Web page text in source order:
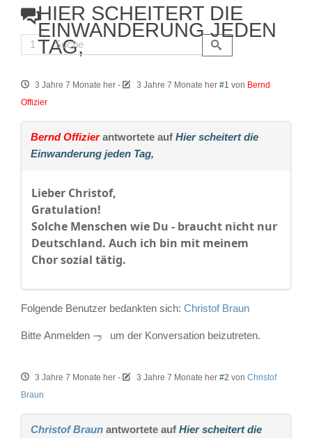
HIER SCHEITERT DIE
EINWANDERUNG JEDEN
TAG,
1
3 Jahre 7 Monate her - 3 Jahre 7 Monate her #1 von Bernd
Offizier
Bernd Offizierantwortete auf Hier scheitert die
Einwanderung jeden Tag,
Lieber Christof,
Gratulation!
Solche Menschen wie Du - braucht nicht nur
Deutschland. Auch ich bin mit meinem
Chor sozial tätig.
Folgende Benutzer bedankten sich: Christof Braun
Bitte Anmelden um der Konversation beizutreten.
3 Jahre 7 Monate her - 3 Jahre 7 Monate her #2 von Christof
Braun
Christof Braun antwortete auf Hier scheitert die